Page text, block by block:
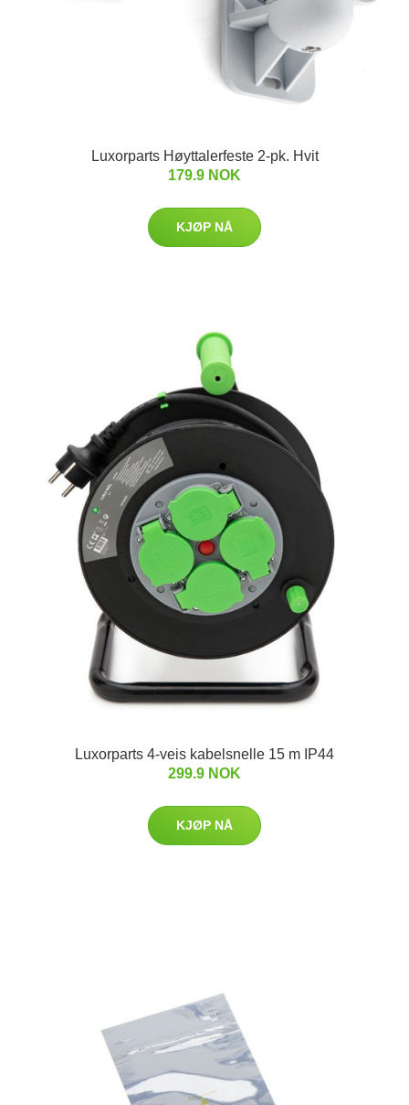
Luxorparts Høyttalerfeste 2-pk. Hvit
179.9 NOK
KJØP NÅ
Luxorparts 4-veis kabelsnelle 15 m IP44
299.9 NOK
KJØP NÅ